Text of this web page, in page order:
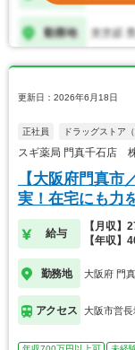
更新日：2026年6月18日
正社員 ドラッグストア
スギ薬局 門真千石店
【大阪府門真
実！在宅にも力
す！
給与
【月収】
【年収】
勤務地 大阪府 門
アクセス 大阪市営